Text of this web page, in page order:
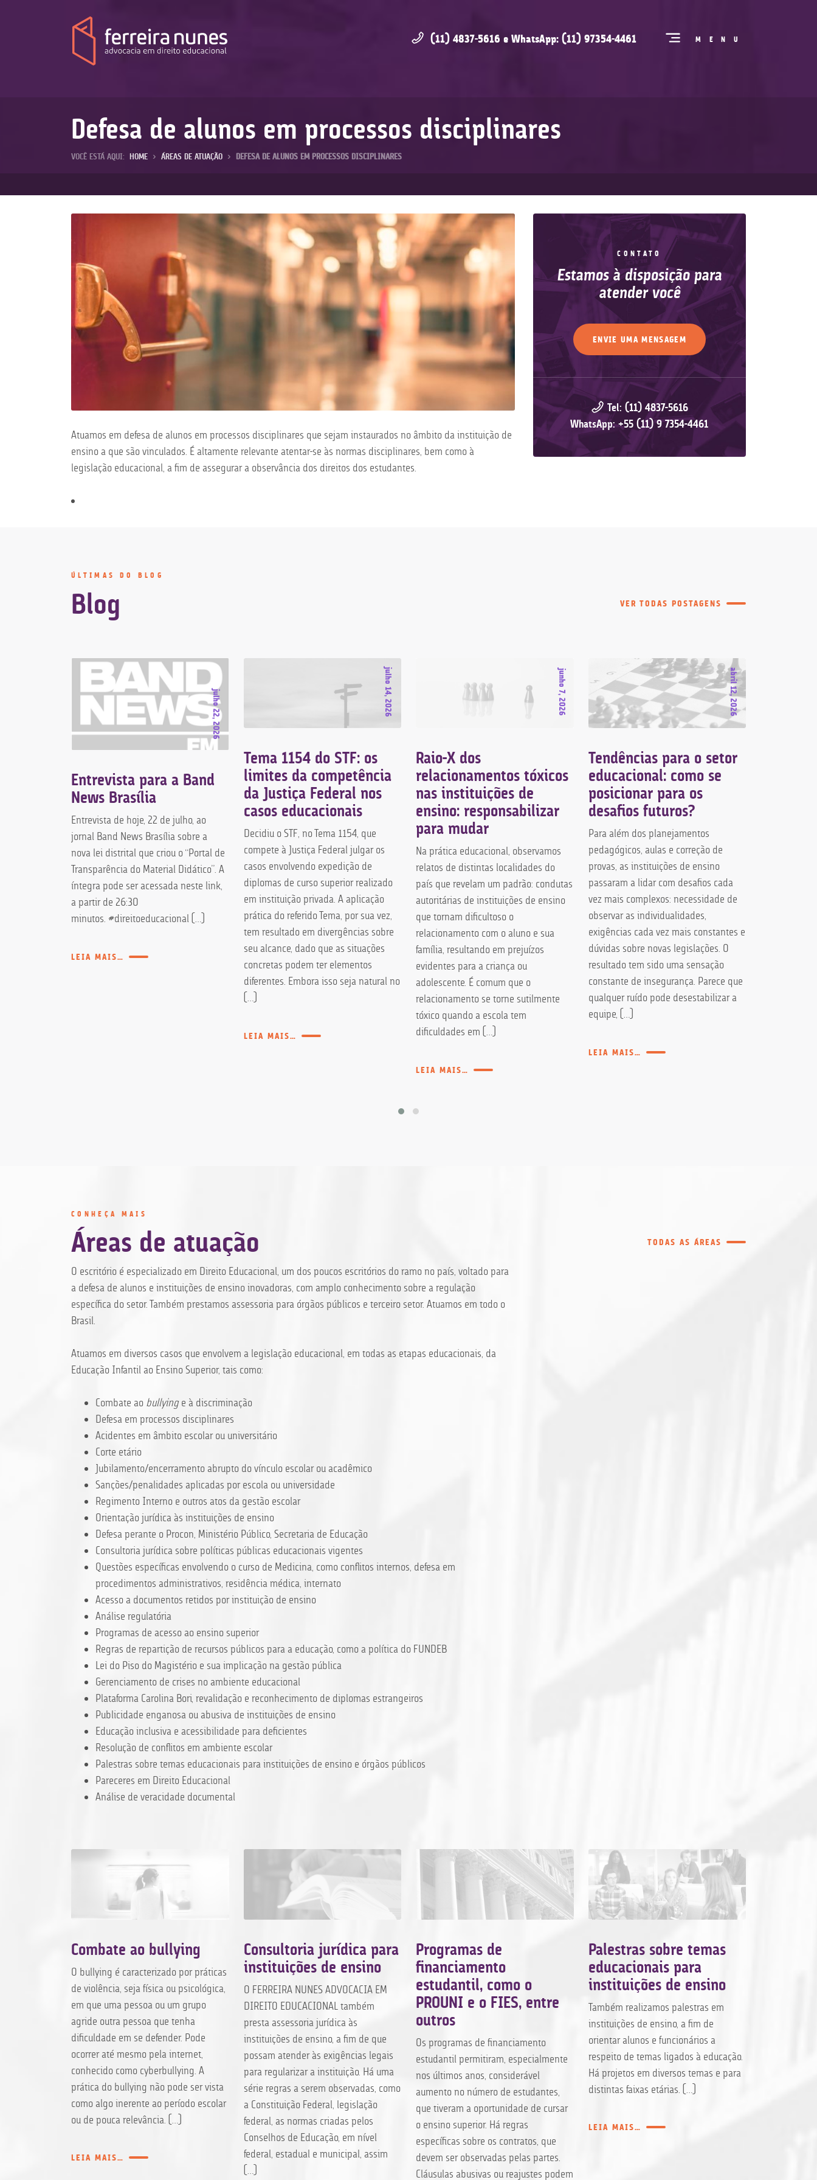
Ferreira
Nunes
MENU
(11) 4837-5616 e WhatsApp: (11) 97354-4461
Defesa de alunos em processos disciplinares
VOCÊ ESTÁ AQUI: HOME > ÁREAS DE ATUAÇÃO > DEFESA DE ALUNOS EM PROCESSOS DISCIPLINARES
Atuamos em defesa de alunos em processos disciplinares que sejam instaurados no âmbito da instituição de
ensino a que são vinculados. É altamente relevante atentar-se às normas disciplinares, bem como à
legislação educacional, a fim de assegurar a observância dos direitos dos estudantes.
sobre
temas
educacionais
de
ensino
Pareceres
Direito
Educacional
CONTATO
Estamos à disposição para
atender você
ENVIE UMA MENSAGEM
Tel: (11) 4837-5616
WhatsApp: +55 (11) 9 7354-4461
ÚLTIMAS DO BLOG
Blog VER TODAS POSTAGENS
julho 22, 2026
Entrevista para a Band
News Brasília
Entrevista de hoje, 22 de julho, ao
jornal Band News Brasília sobre a
nova lei distrital que criou o “Portal de
Transparência do Material Didático”. A
íntegra pode ser acessada neste link,
a partir de 26:30
minutos. #direitoeducacional […]
LEIA MAIS…
julho 14, 2026
Tema 1154 do STF: os
limites da competência
da Justiça Federal nos
casos educacionais
Decidiu o STF, no Tema 1154, que
compete à Justiça Federal julgar os
casos envolvendo expedição de
diplomas de curso superior realizado
em instituição privada. A aplicação
prática do referido Tema, por sua vez,
tem resultado em divergências sobre
seu alcance, dado que as situações
concretas podem ter elementos
diferentes. Embora isso seja natural no
[…]
LEIA MAIS…
junho 7, 2026
Raio-X dos
relacionamentos tóxicos
nas instituições de
ensino: responsabilizar
para mudar
Na prática educacional, observamos
relatos de distintas localidades do
país que revelam um padrão: condutas
autoritárias de instituições de ensino
que tornam dificultoso o
relacionamento com o aluno e sua
família, resultando em prejuízos
evidentes para a criança ou
adolescente. É comum que o
relacionamento se torne sutilmente
tóxico quando a escola tem
dificuldades em […]
LEIA MAIS…
abril 12, 2026
Tendências para o setor
educacional: como se
posicionar para os
desafios futuros?
Para além dos planejamentos
pedagógicos, aulas e correção de
provas, as instituições de ensino
passaram a lidar com desafios cada
vez mais complexos: necessidade de
observar as individualidades,
exigências cada vez mais constantes e
dúvidas sobre novas legislações. O
resultado tem sido uma sensação
constante de insegurança. Parece que
qualquer ruído pode desestabilizar a
equipe, […]
LEIA MAIS…
CONHEÇA MAIS
Áreas de atuação
O escritório é especializado em Direito Educacional, um dos poucos escritórios do ramo no país, voltado para
a defesa de alunos e instituições de ensino inovadoras, com amplo conhecimento sobre a regulação
específica do setor. Também prestamos assessoria para órgãos públicos e terceiro setor. Atuamos em todo o
Brasil.
Atuamos em diversos casos que envolvem a legislação educacional, em todas as etapas educacionais, da
Educação Infantil ao Ensino Superior, tais como:
Combate ao bullyinge à discriminação
Defesa em processos disciplinares
Acidentes em âmbito escolar ou universitário
Corte etário
Jubilamento/encerramento abrupto do vínculo escolar ou acadêmico
Sanções/penalidades aplicadas por escola ou universidade
Regimento Interno e outros atos da gestão escolar
Orientação jurídica às instituições de ensino
Defesa perante o Procon, Ministério Público, Secretaria de Educação
Consultoria jurídica sobre políticas públicas educacionais vigentes
Questões específicas envolvendo o curso de Medicina, como conflitos internos, defesa em
procedimentos administrativos, residência médica, internato
Acesso a documentos retidos por instituição de ensino
Análise regulatória
Programas de acesso ao ensino superior
Regras de repartição de recursos públicos para a educação, como a política do FUNDEB
Lei do Piso do Magistério e sua implicação na gestão pública
Gerenciamento de crises no ambiente educacional
Plataforma Carolina Bori, revalidação e reconhecimento de diplomas estrangeiros
Publicidade enganosa ou abusiva de instituições de ensino
Educação inclusiva e acessibilidade para deficientes
Resolução de conflitos em ambiente escolar
Palestras sobre temas educacionais para instituições de ensino e órgãos públicos
Pareceres em Direito Educacional
Análise de veracidade documental
TODAS AS ÁREAS
Combate ao bullying
O bullying é caracterizado por práticas
de violência, seja física ou psicológica,
em que uma pessoa ou um grupo
agride outra pessoa que tenha
dificuldade em se defender. Pode
ocorrer até mesmo pela internet,
conhecido como cyberbullying. A
prática do bullying não pode ser vista
como algo inerente ao período escolar
ou de pouca relevância. […]
LEIA MAIS…
Consultoria jurídica para
instituições de ensino
O FERREIRA NUNES ADVOCACIA EM
DIREITO EDUCACIONAL também
presta assessoria jurídica às
instituições de ensino, a fim de que
possam atender às exigências legais
para regularizar a instituição. Há uma
série regras a serem observadas, como
a Constituição Federal, legislação
federal, as normas criadas pelos
Conselhos de Educação, em nível
federal, estadual e municipal, assim
[…]
Programas de
financiamento
estudantil, como o
PROUNI e o FIES, entre
outros
Os programas de financiamento
estudantil permitiram, especialmente
nos últimos anos, considerável
aumento no número de estudantes,
que tiveram a oportunidade de cursar
o ensino superior. Há regras
específicas sobre os contratos, que
devem ser observadas pelas partes.
Cláusulas abusivas ou reajustes podem
Palestras sobre temas
educacionais para
instituições de ensino
Também realizamos palestras em
instituições de ensino, a fim de
orientar alunos e funcionários a
respeito de temas ligados à educação.
Há projetos em diversos temas e para
distintas faixas etárias. […]
LEIA MAIS…